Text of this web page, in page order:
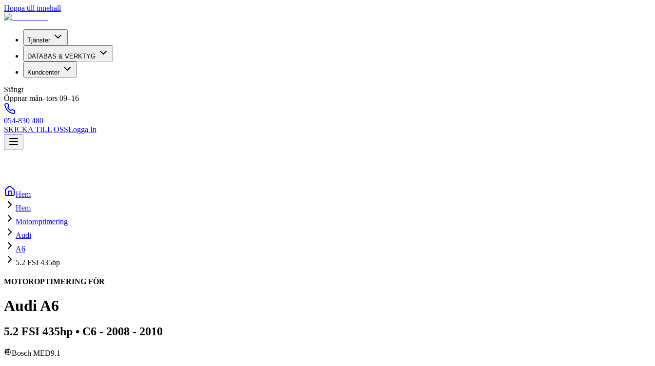
Hoppa till innehall
Tjänster
DATABAS & VERKTYG
Kundcenter
Stängt
Öppnar mån–tors 09–16
054-830 480
SKICKA TILL OSSLogga In
Hem
Hem
Motoroptimering
Audi
A6
5.2 FSI 435hp
MOTOROPTIMERING FÖR
AudiA6
5.2 FSI 435hp • C6 - 2008 - 2010
Bosch MED9.1